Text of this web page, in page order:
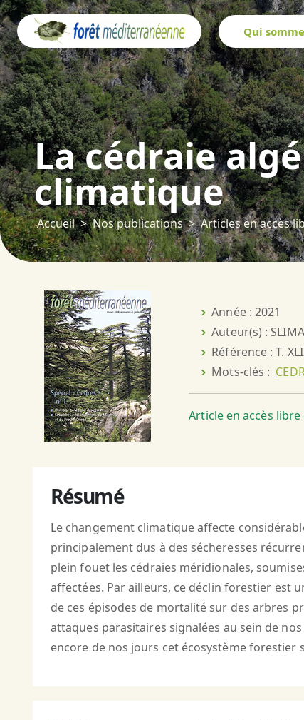
Qui
La cédraie
climatique
Accueil Nos publications Articles en accès
Année : 2021
Auteur(s) :
Référence : T.
Mots-clés :
Article en accès
Résumé
Le changement climatique affecte
principalement dus à des sécheresses
plein fouet les cédraies méridionales,
affectées. Par ailleurs, ce déclin forestier est
de ces épisodes de mortalité sur des arbres
attaques parasitaires signalées au sein de
encore de nos jours cet écosystème
Panneau de gestion des cookies